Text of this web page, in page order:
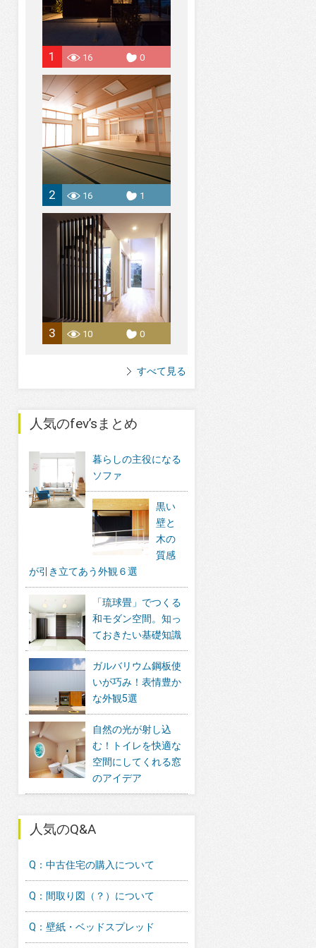
1 16 0
2 16 1
3 10 0
すべて見る
人気のfev’sまとめ
暮らしの主役になる
ソファ
黒い
壁と
木の
質感
が引き立てあう外観６選
「琉球畳」でつくる
和モダン空間。知っ
ておきたい基礎知識
ガルバリウム鋼板使
いが巧み！表情豊か
な外観5選
自然の光が射し込
む！トイレを快適な
空間にしてくれる窓
のアイデア
人気のQ&A
Q：中古住宅の購入について
Q：間取り図（？）について
Q：壁紙・ベッドスプレッド